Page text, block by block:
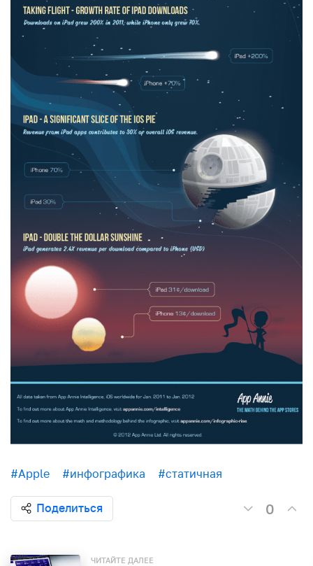
#Apple #инфографика #статичная
Поделиться 0
ЧИТАЙТЕ ДАЛЕЕ